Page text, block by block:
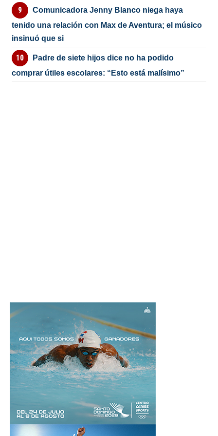
Comunicadora Jenny Blanco niega haya
tenido una relación con Max de Aventura; el músico
insinuó que si
Padre de siete hijos dice no ha podido
comprar útiles escolares: “Esto está malísimo”